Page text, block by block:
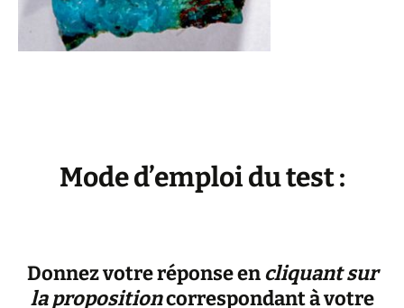
Mode d’emploi du test :
Donnez votre réponse encliquant sur
la propositioncorrespondant à votre